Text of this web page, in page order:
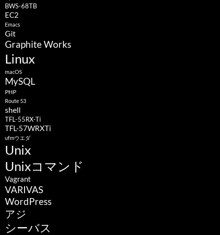
BWS-68TB
EC2
Emacs
Git
Graphite Works
Linux
macOS
MySQL
PHP
Route 53
shell
TFL-55RX-Ti
TFL-57WRXTi
ufmウエダ
Unix
Unixコマンド
Vagrant
VARIVAS
WordPress
アジ
シーバス